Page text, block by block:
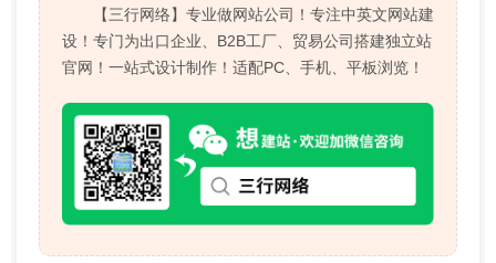
【三行网络】专业做网站公司！专注中英文网站建
设！专门为出口企业、B2B工厂、贸易公司搭建独立站
官网！一站式设计制作！适配PC、手机、平板浏览！